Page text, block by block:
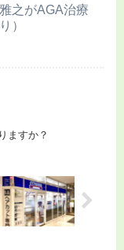
之がAGA治療
）
ますか？